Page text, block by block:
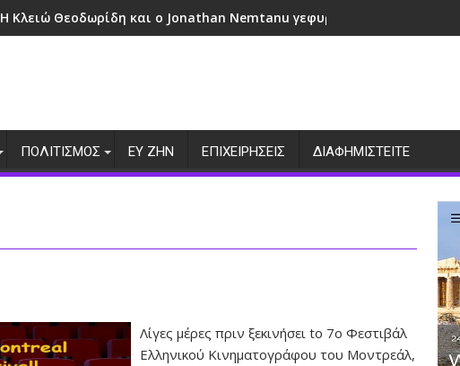
Η Κλειώ Θεοδωρίδη και ο Jonathan Nemtanu γεφυρώνουν
ΠΟΛΙΤΙΣΜΟΣ ΕΥ ΖΗΝ ΕΠΙΧΕΙΡΗΣΕΙΣ ΔΙΑΦΗΜΙΣΤΕΙΤΕ
Λίγες μέρες πριν ξεκινήσει tο 7ο Φεστιβάλ
Ελληνικού Κινηματογράφου του Μοντρεάλ,